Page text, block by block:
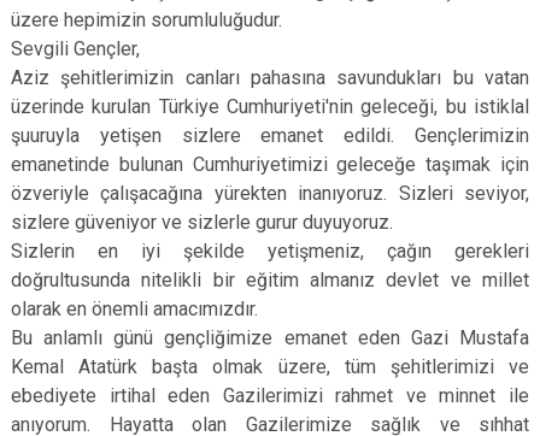
üzere hepimizin sorumluluğudur.
Sevgili Gençler,
Aziz şehitlerimizin canları pahasına savundukları bu vatan
üzerinde kurulan Türkiye Cumhuriyeti'nin geleceği, bu istiklal
şuuruyla yetişen sizlere emanet edildi. Gençlerimizin
emanetinde bulunan Cumhuriyetimizi geleceğe taşımak için
özveriyle çalışacağına yürekten inanıyoruz. Sizleri seviyor,
sizlere güveniyor ve sizlerle gurur duyuyoruz.
Sizlerin en iyi şekilde yetişmeniz, çağın gerekleri
doğrultusunda nitelikli bir eğitim almanız devlet ve millet
olarak en önemli amacımızdır.
Bu anlamlı günü gençliğimize emanet eden Gazi Mustafa
Kemal Atatürk başta olmak üzere, tüm şehitlerimizi ve
ebediyete irtihal eden Gazilerimizi rahmet ve minnet ile
anıyorum. Hayatta olan Gazilerimize sağlık ve sıhhat